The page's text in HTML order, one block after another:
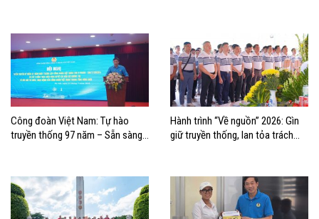
Công đoàn Việt Nam: Tự hào
truyền thống 97 năm – Sẵn sàng
Hành trình “Về nguồn” 2026: Gìn
giữ truyền thống, lan tỏa trách